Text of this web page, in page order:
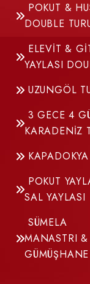
POKUT &
DOUBLE
ELEVİT &
YAYLASI
UZUNGÖL
3 GECE 4
KARADENİZ
KAPADOKYA
POKUT
SAL YAYLASI
SÜMELA
MANASTRI &
GÜMÜŞHANE